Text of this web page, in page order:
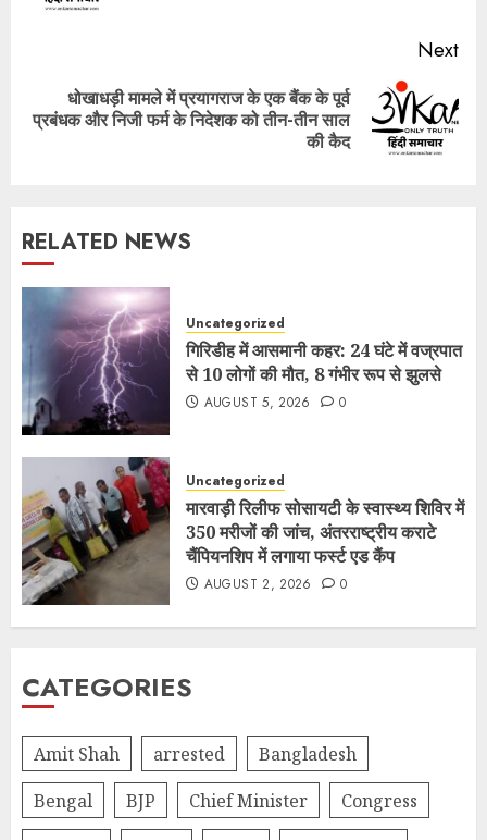
Next
Next
धोखाधड़ी मामले में प्रयागराज के एक बैंक के पूर्व
प्रबंधक और निजी फर्म के निदेशक को तीन-तीन साल
की कैद
RELATED NEWS
Uncategorized
गिरिडीह में आसमानी कहर: 24 घंटे में वज्रपात
से 10 लोगों की मौत, 8 गंभीर रूप से झुलसे
AUGUST 5, 2026 0
Uncategorized
मारवाड़ी रिलीफ सोसायटी के स्वास्थ्य शिविर में
350 मरीजों की जांच, अंतरराष्ट्रीय कराटे
चैंपियनशिप में लगाया फर्स्ट एड कैंप
AUGUST 2, 2026 0
CATEGORIES
Amit Shah arrested
Bangladesh
Bengal
BJP Chief Minister
Congress